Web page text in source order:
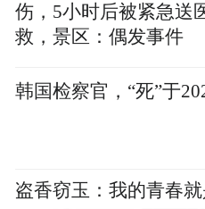
伤，5小时后被紧急送
救，景区：偶发事件
韩国检察官，“死”于
盗香窃玉：我的青春